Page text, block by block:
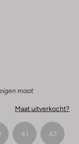
maat
Maat uitverkocht?
41 42